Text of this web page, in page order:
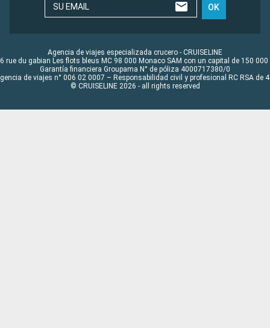
SU EMAIL OK
Agencia de viajes especializada crucero - CRUISELINE
rue du gabian Les flots bleus MC 98 000 Monaco SAM con un capital de 150 000
Garantía financiera Groupama N° de póliza 4000717380/0
de viajes n° 006 02 0007 – Responsabilidad civil y profesional RC RSA de
© CRUISELINE 2026 - all rights reserved